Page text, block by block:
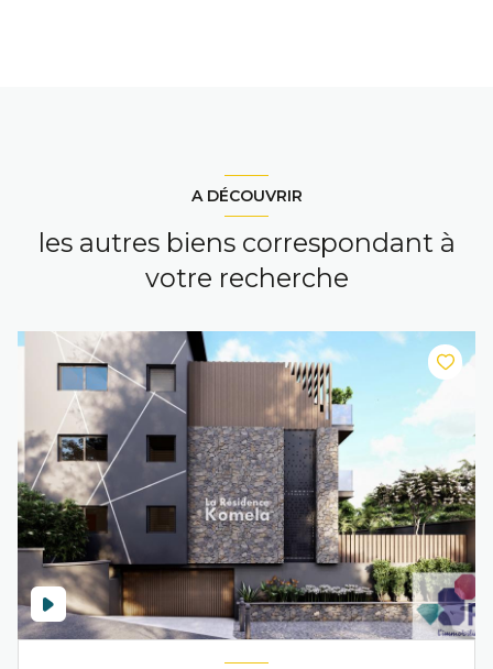
A DÉCOUVRIR
les autres biens correspondant à
votre recherche